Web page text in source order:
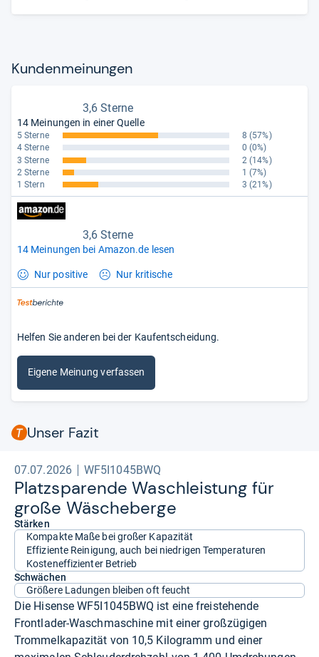
Kun­den­mei­nun­gen
3,6 Sterne
14 Meinungen in einer Quelle
5 Sterne 8 (57%)
4 Sterne
0 (0%)
3 Sterne
2 (14%)
2 Sterne
1 (7%)
1 Stern
3 (21%)
3,6 Sterne
14 Meinungen bei Amazon.de lesen
Nur positive Nur kritische
Helfen Sie anderen bei der Kaufentscheidung.
Eigene Meinung verfassen
Unser Fazit
07.07.2026 WF5I1045BWQ
Platz­spa­rende Wasch­leis­tung für
große Wäsche­berge
Stärken
Kompakte Maße bei großer Kapazität
Effiziente Reinigung, auch bei niedrigen Temperaturen
Kosteneffizienter Betrieb
Schwächen
Größere Ladungen bleiben oft feucht
Die Hisense WF5I1045BWQ ist eine freistehende
Frontlader-Waschmaschine mit einer großzügigen
Trommelkapazität von 10,5 Kilogramm und einer